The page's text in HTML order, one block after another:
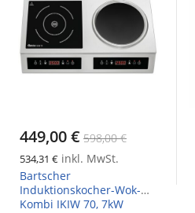
449,00 € 598,00 €
534,31 € inkl. MwSt.
Bartscher
Induktionskocher-Wok-
Kombi IKIW 70, 7kW